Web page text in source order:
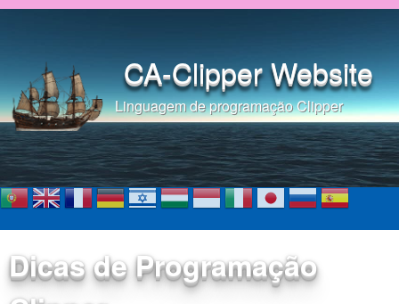
Pular para o conteúdo
CA-Clipper Website
Linguagem de programação Clipper
Dicas de Programação